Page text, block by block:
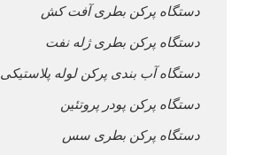
دستگاه پرکن بطری آفت کش
دستگاه پرکن بطری ژله نفت
دستگاه آب بندی پرکن لوله پلاستیکی
دستگاه پرکن پودر پروتئین
دستگاه پرکن بطری سس